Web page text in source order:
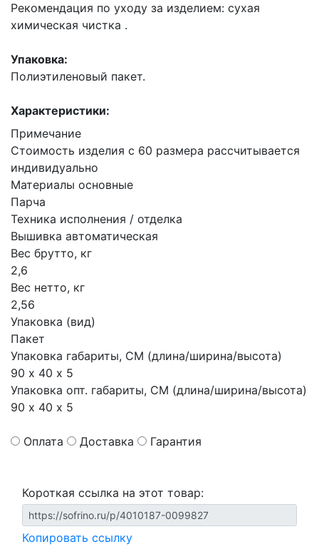
Рекомендация по уходу за изделием: сухая
химическая чистка .
Упаковка:
Полиэтиленовый пакет.
Характеристики:
Примечание
Стоимость изделия с 60 размера рассчитывается
индивидуально
Материалы основные
Парча
Техника исполнения / отделка
Вышивка автоматическая
Вес брутто, кг
2,6
Вес нетто, кг
2,56
Упаковка (вид)
Пакет
Упаковка габариты, СМ (длина/ширина/высота)
90 х 40 х 5
Упаковка опт. габариты, СМ (длина/ширина/высота)
90 х 40 х 5
Оплата Доставка Гарантия
Короткая ссылка на этот товар:
Копировать ссылку